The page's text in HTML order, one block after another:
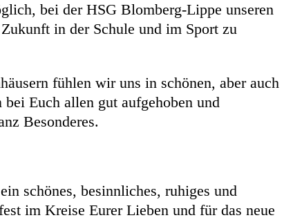
bei der HSG Blomberg-Lippe unseren
in der Schule und im Sport zu
fühlen wir uns in schönen, aber auch
Euch allen gut aufgehoben und
Besonderes.
schönes, besinnliches, ruhiges und
im Kreise Eurer Lieben und für das neue